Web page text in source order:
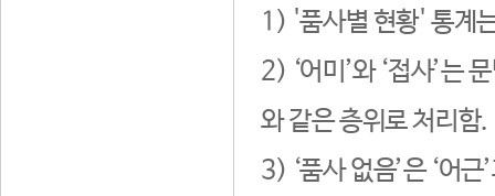
1) '품사별 현황' 통계
2) ‘어미’와 ‘접사’는
와 같은 층위로 처리함.
3) ‘품사 없음’은 ‘어